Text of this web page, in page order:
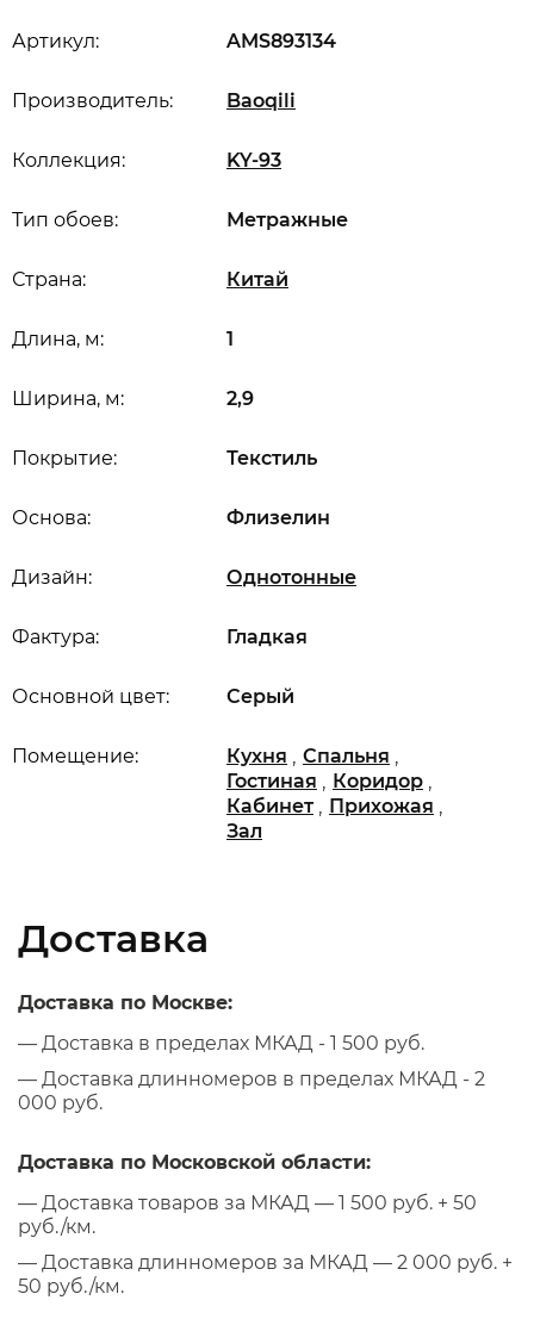
Артикул: AMS893134
Производитель: Baoqili
Коллекция: KY-93
Длина, м: 1
Ширина, м: 2,9
Основной цвет: Серый
Дизайн: Однотонные
Основа: Флизелин
Покрытие: Текстиль
Помещение: Кухня , Спальня ,
Гостиная , Коридор ,
Кабинет , Прихожая ,
Зал
Страна: Китай
Тип обоев: Метражные
Фактура: Гладкая
Доставка
Доставка по Москве:
— Доставка в пределах МКАД - 1 500 руб.
— Доставка длинномеров в пределах МКАД - 2
000 руб.
Доставка по Московской области:
— Доставка товаров за МКАД — 1 500 руб. + 50
руб./км.
— Доставка длинномеров за МКАД — 2 000 руб. +
50 руб./км.